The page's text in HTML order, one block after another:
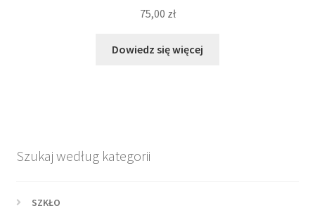
75,00 zł
Dowiedz się więcej
Szukaj według kategorii
SZKŁO